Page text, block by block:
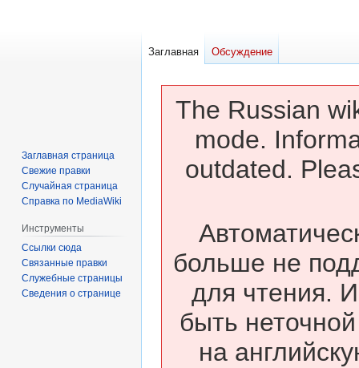
The Russian
mode.
outdated.
больше не
для чтения.
быть
на
Заглавная Обсуждение
Заглавная страница
Свежие правки
Случайная страница
Справка по MediaWiki
Инструменты
Ссылки сюда
Связанные правки
Служебные страницы
Сведения о странице